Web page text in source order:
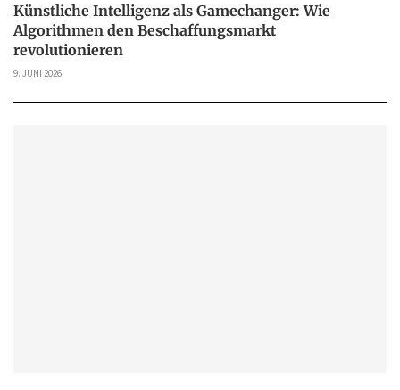
Künstliche Intelligenz als Gamechanger: Wie
Algorithmen den Beschaffungsmarkt
revolutionieren
9. JUNI 2026